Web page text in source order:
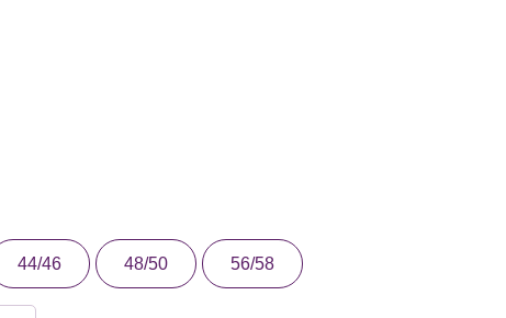
44/46 48/50 56/58